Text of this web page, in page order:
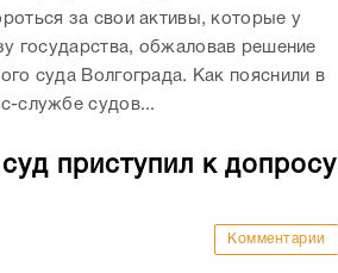
за свои активы, которые у
государства, обжаловав решение
суда Волгограда. Как пояснили в
службе судов...
приступил к допросу
Комментарии